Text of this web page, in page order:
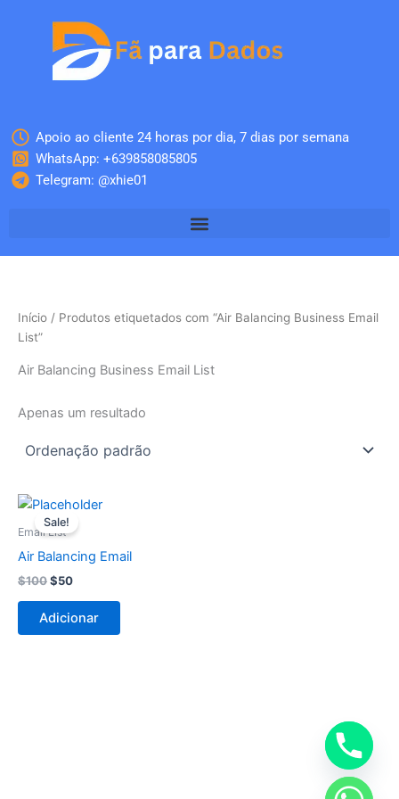
Apoio ao cliente 24 horas por dia, 7 dias por semana
WhatsApp: +639858085805
Telegram: @xhie01
Início / Produtos etiquetados com “Air Balancing Business Email
List”
Air Balancing Business Email List
Apenas um resultado
Sale!
Email List
Air Balancing Email
$100
O
preço
original
$100.
$50
O
atual
$50.
Adicionar